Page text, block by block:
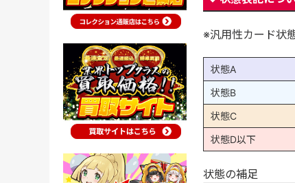
※汎用性カード状
状態A
状態B
状態C
状態D以下
状態の補足